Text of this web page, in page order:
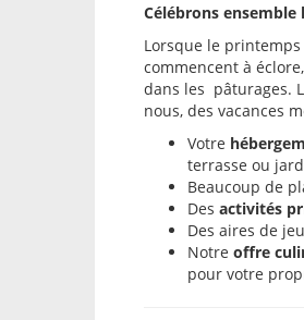
Célébrons
Lorsque le
commencent à
dans les pâturages.
nous, des vacances
Votre
terrasse ou
Beaucoup de
Des activités
Des aires de
Notre offre
pour votre